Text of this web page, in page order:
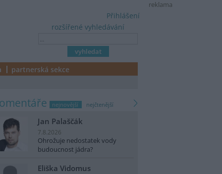
reklama
rozšířené vyhledávání
Přihlášení
partnerská sekce
nejnovější nejčtenější
Jan Palaščák
7.8.2026
Ohrožuje nedostatek vody
budoucnost jádra?
Eliška Vidomus